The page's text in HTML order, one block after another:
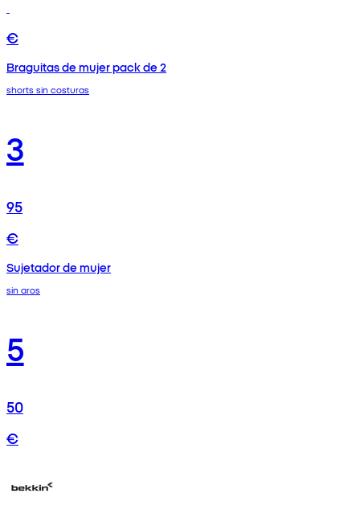
€
Braguitas de mujer pack de 2
shorts sin costuras
3
95
€
Sujetador de mujer
sin aros
5
50
€